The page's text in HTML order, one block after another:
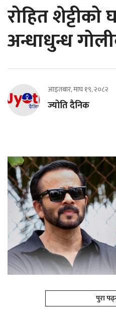
रोहित शेट्टीको
अन्धाधुन्ध
आइतबार, माघ १९, २०८२
ज्योति दैनिक
पुरा